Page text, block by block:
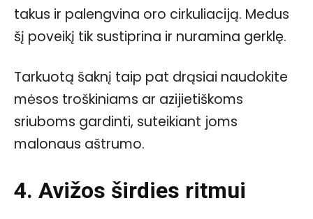
takus ir palengvina oro cirkuliaciją. Medus
šį poveikį tik sustiprina ir nuramina gerklę.
Tarkuotą šaknį taip pat drąsiai naudokite
mėsos troškiniams ar azijietiškoms
sriuboms gardinti, suteikiant joms
malonaus aštrumo.
4. Avižos širdies ritmui